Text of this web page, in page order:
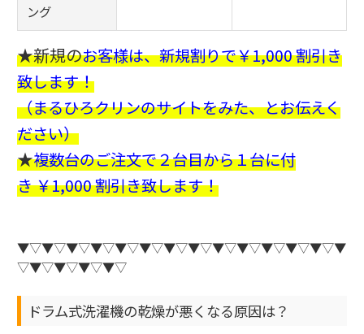
ング
★新規のお客様は、新規割りで￥1,000 割引き
致します！
（まるひろクリンのサイトをみた、とお伝えく
ださい）
★複数台のご注文で２台目から１台に付
き ￥1,000 割引き致します！
▼▽▼▽▼▽▼▽▼▽▼▽▼▽▼▽▼▽▼▽▼▽▼▽▼▽▼
▽▼▽▼▽▼▽▼▽
ドラム式洗濯機の乾燥が悪くなる原因は？